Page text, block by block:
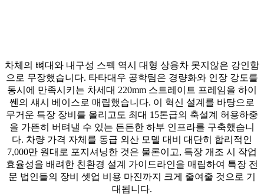
차체의 뼈대와 내구성 스펙 역시 대형 상용차 못지않은 강인함
으로 무장했습니다. 타타대우 공학팀은 경량화와 인장 강도를
동시에 만족시키는 차세대 220mm 스트레이트 프레임을 하이
쎈의 섀시 베이스로 매립했습니다. 이 혁신 설계를 바탕으로
무거운 특장 장비를 올리고도 최대 15톤급의 축설계 허용하중
을 가뜬히 버텨낼 수 있는 든든한 하부 인프라를 구축했습니
다. 차량 가격 자체를 동급 외산 모델 대비 대단히 합리적인
7,000만 원대로 포지셔닝한 것은 물론이고, 특장 개조 시 작업
효율성을 배려한 친환경 설계 가이드라인을 매립하여 특장 전
문 법인들의 장비 셋업 비용 마진까지 크게 줄여줄 것으로 기
대됩니다.